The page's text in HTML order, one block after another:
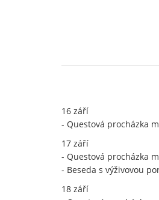
16 září
- Questová procházka
17 září
- Questová procházka
- Beseda s výživovou
18 září